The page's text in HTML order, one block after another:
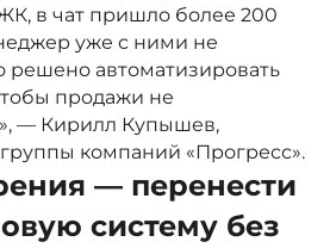
в чат пришло более 200
уже с ними не
решено автоматизировать
продажи не
— Кирилл Купышев,
компаний «Прогресс».
— перенести
систему без